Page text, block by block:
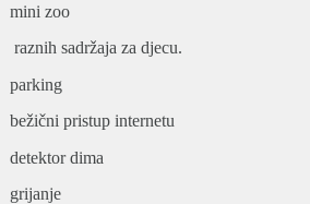
mini zoo
raznih sadržaja za djecu.
parking
bežični pristup internetu
detektor dima
grijanje